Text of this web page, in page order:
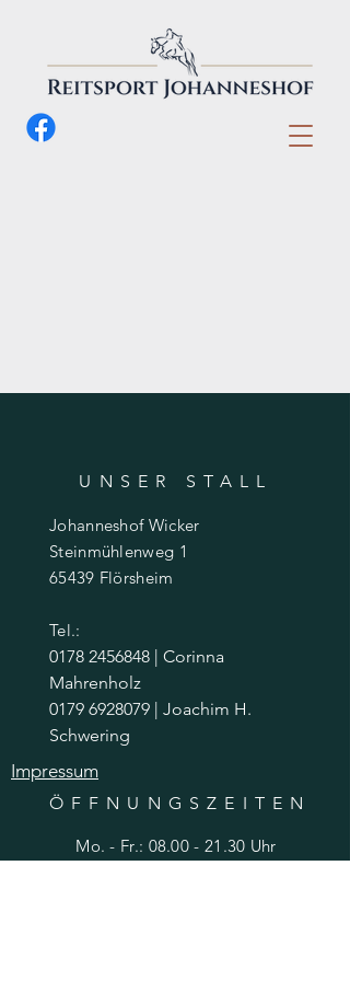
UNSER STALL
Johanneshof Wicker
Steinmühlenweg 1
65439 Flörsheim
Tel.:
0178 2456848 | Corinna
Mahrenholz
0179 6928079 | Joachim H.
Schwering
Impressum
ÖFFNUNGSZEITE N
Mo. - Fr.: 08.00 - 21.30 Uhr